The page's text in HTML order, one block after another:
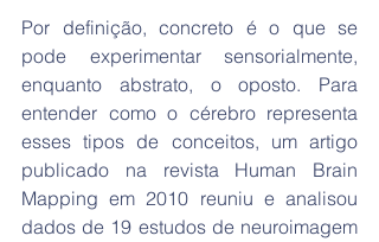
Por definição, concreto é o que se
pode experimentar sensorialmente,
enquanto abstrato, o oposto. Para
entender como o cérebro representa
esses tipos de conceitos, um artigo
publicado na revista Human Brain
Mapping em 2010 reuniu e analisou
dados de 19 estudos de neuroimagem